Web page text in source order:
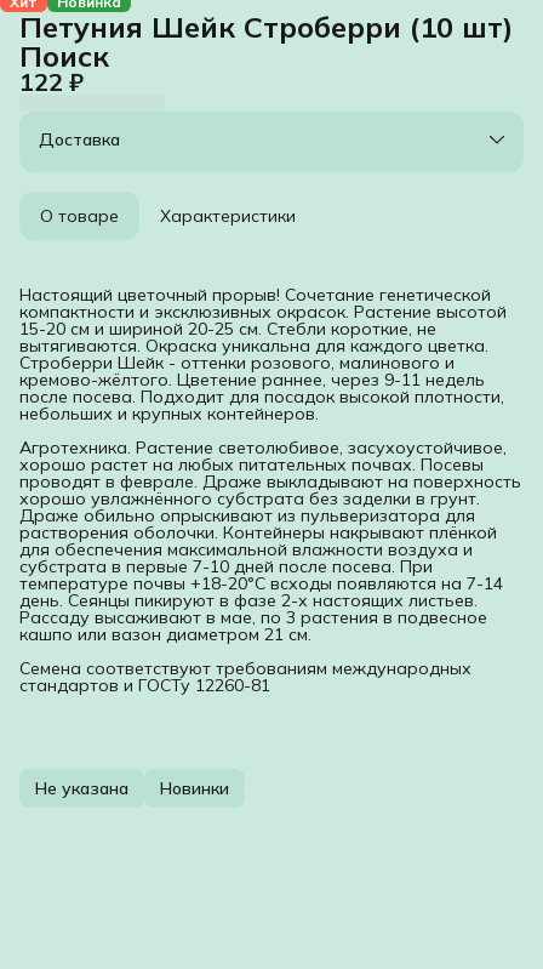
Петуния Шейк Строберри (10 шт)
Поиск
122 ₽
Доставка
О товаре Характеристики
Настоящий цветочный прорыв! Сочетание генетической
компактности и эксклюзивных окрасок. Растение высотой
15-20 см и шириной 20-25 см. Стебли короткие, не
вытягиваются. Окраска уникальна для каждого цветка.
Строберри Шейк - оттенки розового, малинового и
кремово-жёлтого. Цветение раннее, через 9-11 недель
после посева. Подходит для посадок высокой плотности,
небольших и крупных контейнеров.
Агротехника. Растение светолюбивое, засухоустойчивое,
хорошо растет на любых питательных почвах. Посевы
проводят в феврале. Драже выкладывают на поверхность
хорошо увлажнённого субстрата без заделки в грунт.
Драже обильно опрыскивают из пульверизатора для
растворения оболочки. Контейнеры накрывают плёнкой
для обеспечения максимальной влажности воздуха и
субстрата в первые 7-10 дней после посева. При
температуре почвы +18-20°C всходы появляются на 7-14
день. Сеянцы пикируют в фазе 2-х настоящих листьев.
Рассаду высаживают в мае, по 3 растения в подвесное
кашпо или вазон диаметром 21 см.
Семена соответствуют требованиям международных
стандартов и ГОСТу 12260-81
Не указана Новинки